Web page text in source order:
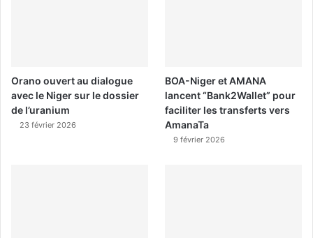
Orano ouvert au dialogue
avec le Niger sur le dossier
de l’uranium
23 février 2026
BOA-Niger et AMANA
lancent “Bank2Wallet” pour
faciliter les transferts vers
AmanaTa
9 février 2026